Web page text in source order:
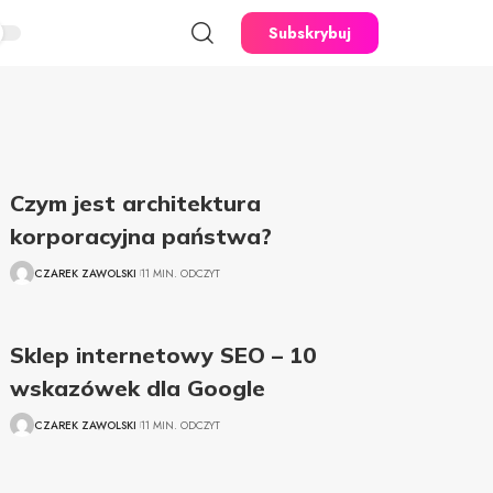
Subskrybuj
Czym jest architektura
korporacyjna państwa?
CZAREK ZAWOLSKI 11 MIN. ODCZYT
Sklep internetowy SEO – 10
wskazówek dla Google
CZAREK ZAWOLSKI 11 MIN. ODCZYT